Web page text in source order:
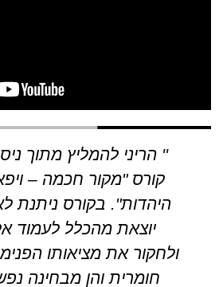
ניסיוני האישי על
ויפאסאנה ברוח
לאדם הזדמנות
אל מול עצמו
הן מבחינה
נפשית-רוחנית.